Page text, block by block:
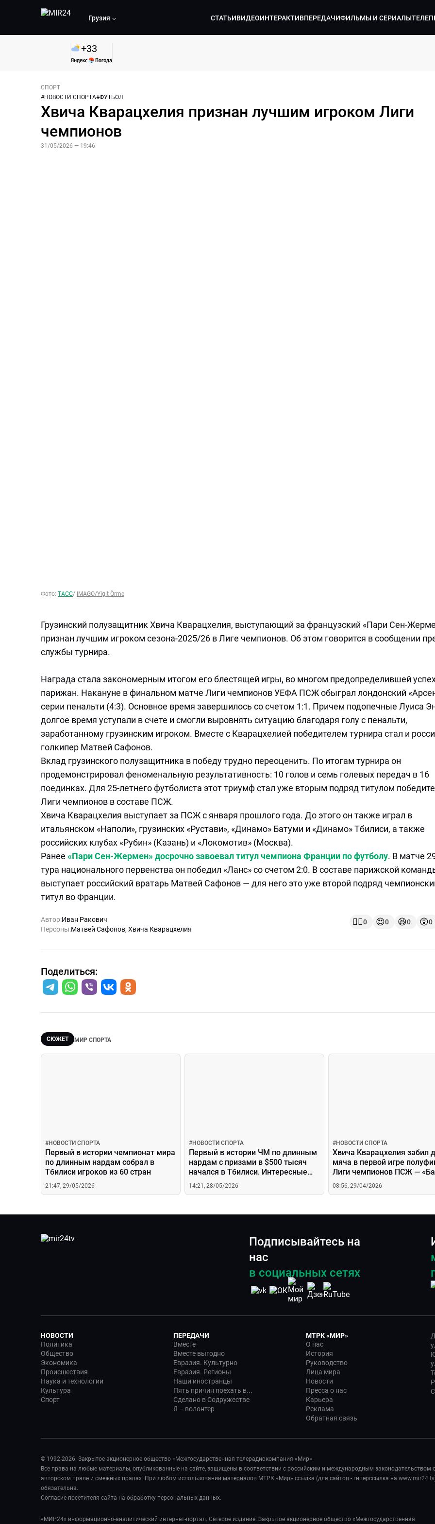
Грузия СТАТЬИВИДЕОИНТЕРАКТИВПЕРЕДАЧИФИЛЬМЫ И СЕРИАЛЫ
+33
СПОРТ
#НОВОСТИ СПОРТА#ФУТБОЛ
Хвича Кварацхелия признан лучшим игроком Лиги
чемпионов
31/05/2026 — 19:46
Фото: ТАСС/ IMAGO/Yigit Örme
Грузинский полузащитник Хвича Кварацхелия, выступающий за французский «Пари Сен-
признан лучшим игроком сезона-2025/26 в Лиге чемпионов. Об этом говорится в сообщении
службы турнира.
Награда стала закономерным итогом его блестящей игры, во многом предопределившей
парижан. Накануне в финальном матче Лиги чемпионов УЕФА ПСЖ обыграл лондонский
серии пенальти (4:3). Основное время завершилось со счетом 1:1. Причем подопечные Луиса
долгое время уступали в счете и смогли выровнять ситуацию благодаря голу с пенальти,
заработанному грузинским игроком. Вместе с Кварацхелией победителем турнира стал и
голкипер Матвей Сафонов.
Вклад грузинского полузащитника в победу трудно переоценить. По итогам турнира он
продемонстрировал феноменальную результативность: 10 голов и семь голевых передач в 16
поединках. Для 25-летнего футболиста этот триумф стал уже вторым подряд титулом
Лиги чемпионов в составе ПСЖ.
Хвича Кварацхелия выступает за ПСЖ с января прошлого года. До этого он также играл в
итальянском «Наполи», грузинских «Рустави», «Динамо» Батуми и «Динамо» Тбилиси, а также
российских клубах «Рубин» (Казань) и «Локомотив» (Москва).
Ранее «Пари Сен‑Жермен» досрочно завоевал титул чемпиона Франции по футболу. В матче
тура национального первенства он победил «Ланс» со счетом 2:0. В составе парижской
выступает российский вратарь Матвей Сафонов — для него это уже второй подряд
титул во Франции.
Автор:Иван Ракович
Персоны:Матвей Сафонов, Хвича Кварацхелия
👍🏻0 😍0 😆0 😲0
Поделиться:
СЮЖЕТ МИР СПОРТА
#НОВОСТИ СПОРТА
Первый в истории чемпионат мира
по длинным нардам собрал в
Тбилиси игроков из 60 стран
21:47, 29/05/2026
#НОВОСТИ СПОРТА
Первый в истории ЧМ по длинным
нардам с призами в $500 тысяч
начался в Тбилиси. Интересные
факты про игру
14:21, 28/05/2026
#НОВОСТИ СПОРТА
Хвича Кварацхелия забил
мяча в первой игре
Лиги чемпионов ПСЖ —
08:56, 29/04/2026
Подписывайтесь на
нас
в социальных сетях
НОВОСТИ
Политика
Общество
Экономика
Происшествия
Наука и технологии
Культура
Спорт
ПЕРЕДАЧИ
Вместе
Вместе выгодно
Евразия. Культурно
Евразия. Регионы
Наши иностранцы
Пять причин поехать в...
Сделано в Содружестве
Я – волонтер
МТРК «МИР»
О нас
История
Руководство
Лица мира
Новости
Пресса о нас
Карьера
Реклама
Обратная связь
© 1992-2026. Закрытое акционерное общество «Межгосударственная телерадиокомпания «Мир»
Все права на любые материалы, опубликованные на сайте, защищены в соответствии с российским и международным законодательством
авторском праве и смежных правах. При любом использовании материалов МТРК «Мир» ссылка (для сайтов - гиперссылка на
обязательна.
Согласие посетителя сайта на обработку персональных данных.
«МИР24» информационно-аналитический интернет-портал. Сетевое издание. Закрытое акционерное общество «Межгосударственная